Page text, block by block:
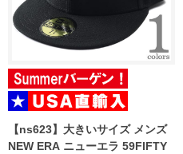
【ns623】大きいサイズ メンズ
NEW ERA ニューエラ 59FIFTY